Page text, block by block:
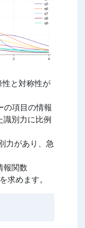
性と対称性が
の項目の情報
識別力に比例
力があり、急
報関数
求めます。